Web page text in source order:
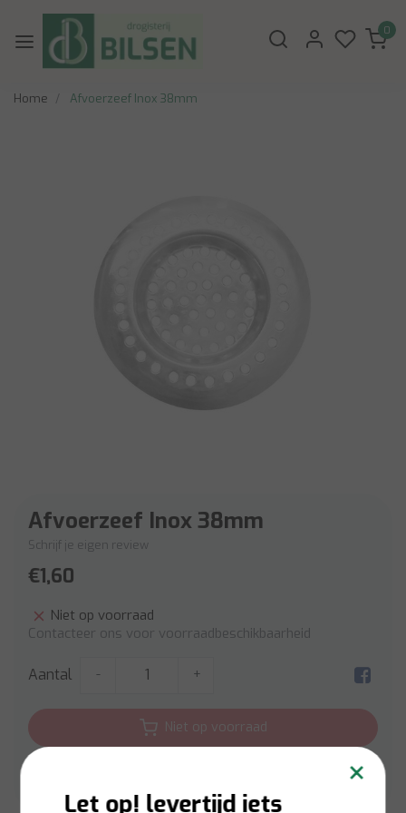
0
Home Afvoerzeef Inox 38mm
Afvoerzeef Inox 38mm
Schrijf je eigen review
€1,60
Niet op voorraad
Contacteer ons voor voorraadbeschikbaarheid
Aantal - +
Niet op voorraad
×
Let op! levertijd iets